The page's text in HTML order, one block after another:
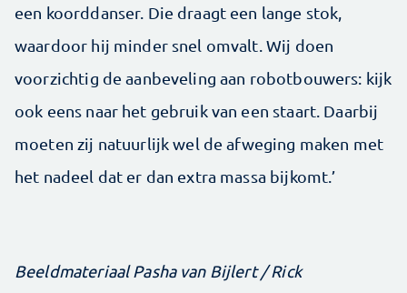
een koorddanser. Die draagt een lange stok,
waardoor hij minder snel omvalt. Wij doen
voorzichtig de aanbeveling aan robotbouwers: kijk
ook eens naar het gebruik van een staart. Daarbij
moeten zij natuurlijk wel de afweging maken met
het nadeel dat er dan extra massa bijkomt.’
Beeldmateriaal Pasha van Bijlert / Rick